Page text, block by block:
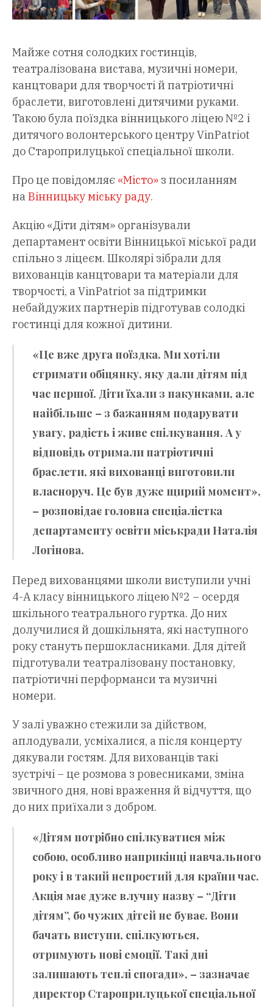
Майже сотня солодких гостинців,
театралізована вистава, музичні номери,
канцтовари для творчості й патріотичні
браслети, виготовлені дитячими руками.
Такою була поїздка вінницького ліцею №2 і
дитячого волонтерського центру VinPatriot
до Староприлуцької спеціальної школи.
Про це повідомляє «Місто» з посиланням
наВінницьку міську раду.
Акцію «Діти дітям» організували
департамент освіти Вінницької міської ради
спільно з ліцеєм. Школярі зібрали для
вихованців канцтовари та матеріали для
творчості, а VinPatriot за підтримки
небайдужих партнерів підготував солодкі
гостинці для кожної дитини.
«Це вже друга поїздка. Ми хотіли
стримати обіцянку, яку дали дітям під
час першої. Діти їхали з пакунками, але
найбільше – з бажанням подарувати
увагу, радість і живе спілкування. А у
відповідь отримали патріотичні
браслети, які вихованці виготовили
власноруч. Це був дуже щирий момент»,
– розповідає головна спеціалістка
департаменту освіти міськради Наталія
Логінова.
Перед вихованцями школи виступили учні
4-А класу вінницького ліцею №2 – осердя
шкільного театрального гуртка. До них
долучилися й дошкільнята, які наступного
року стануть першокласниками. Для дітей
підготували театралізовану постановку,
патріотичні перформанси та музичні
номери.
У залі уважно стежили за дійством,
аплодували, усміхалися, а після концерту
дякували гостям. Для вихованців такі
зустрічі – це розмова з ровесниками, зміна
звичного дня, нові враження й відчуття, що
до них приїхали з добром.
«Дітям потрібно спілкуватися між
собою, особливо наприкінці навчального
року і в такий непростий для країни час.
Акція має дуже влучну назву – “Діти
дітям”, бо чужих дітей не буває. Вони
бачать виступи, спілкуються,
отримують нові емоції. Такі дні
залишають теплі спогади», – зазначає
директор Староприлуцької спеціальної